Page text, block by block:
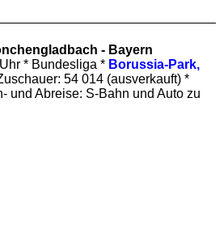
- Bayern
* Bundesliga * Borussia-Park,
54 014 (ausverkauft) *
und Abreise: S-Bahn und Auto zu